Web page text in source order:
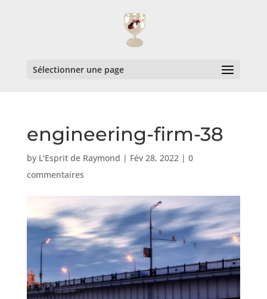
Sélectionner une page
engineering-firm-38
by L'Esprit de Raymond | Fév 28, 2022| 0
commentaires